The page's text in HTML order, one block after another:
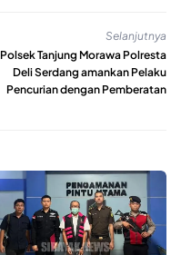
Selanjutnya
Polsek Tanjung Morawa Polresta
Deli Serdang amankan Pelaku
Pencurian dengan Pemberatan